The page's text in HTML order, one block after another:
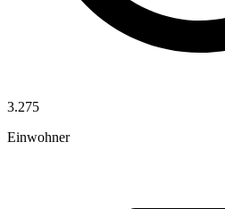
3.275
Einwohner